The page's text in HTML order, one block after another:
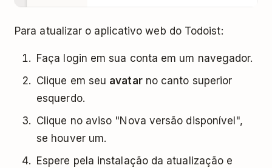
Para atualizar o aplicativo web do Todoist:
Faça login em sua conta em um navegador.
Clique em seu avatarno canto superior
esquerdo.
Clique no aviso "Nova versão disponível",
se houver um.
Espere pela instalação da atualização e